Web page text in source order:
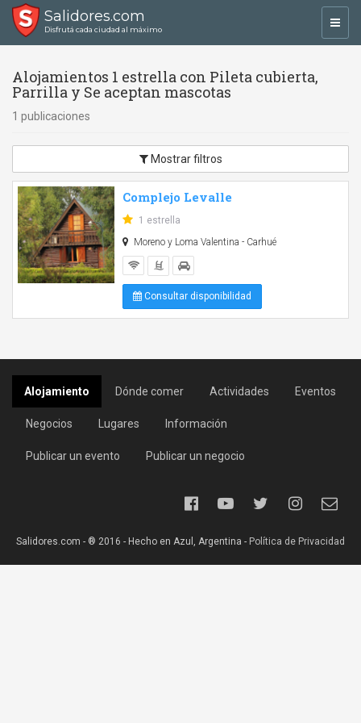
Salidores.com
Disfrutá cada ciudad al máximo
Alojamientos 1 estrella con Pileta cubierta,
Parrilla y Se aceptan mascotas
1 publicaciones
Mostrar filtros
Complejo Levalle
1 estrella
Moreno y Loma Valentina - Carhué
Consultar disponibilidad
Alojamiento Dónde comer Actividades Eventos
Negocios Lugares Información
Publicar un evento Publicar un negocio
Salidores.com - ® 2016 - Hecho en Azul, Argentina - Política de Privacidad